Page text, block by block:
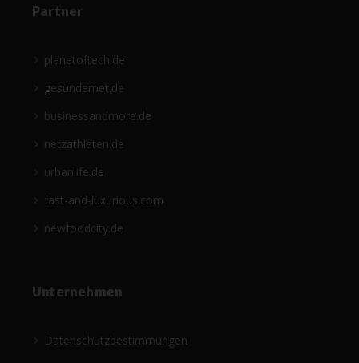
Partner
planetoftech.de
gesündernet.de
businessandmore.de
netzathleten.de
urbanlife.de
fast-and-luxurious.com
newfoodcity.de
Unternehmen
Datenschutzbestimmungen